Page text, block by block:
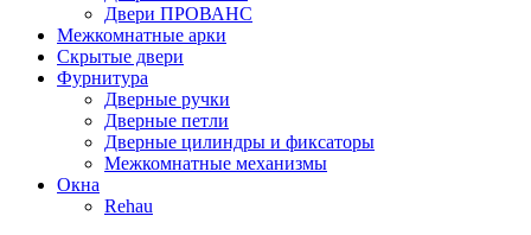
Двери ПРОВАНС
Межкомнатные арки
Скрытые двери
Фурнитура
Дверные ручки
Дверные петли
Дверные цилиндры и фиксаторы
Межкомнатные механизмы
Окна
Rehau